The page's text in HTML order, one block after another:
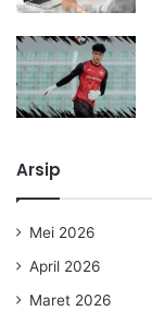
Arsip
Mei 2026
April 2026
Maret 2026